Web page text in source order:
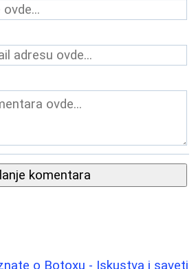
komentara
o Botoxu - Iskustva i saveti